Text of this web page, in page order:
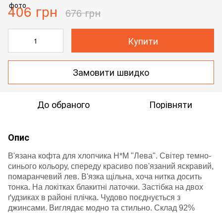
406 грн 676 грн
Купити
Замовити швидко
До обраного Порівняти
Опис
В'язана кофта для хлопчика H*M "Лева". Світер темно-
синього кольору, спереду красиво пов'язаний яскравий,
помаранчевий лев. В'язка щільна, хоча нитка досить
тонка. На локітках блакитні латочки. Застібка на двох
ґудзиках в районі плічка. Чудово поєднується з
джинсами. Виглядає модно та стильно. Склад 92%